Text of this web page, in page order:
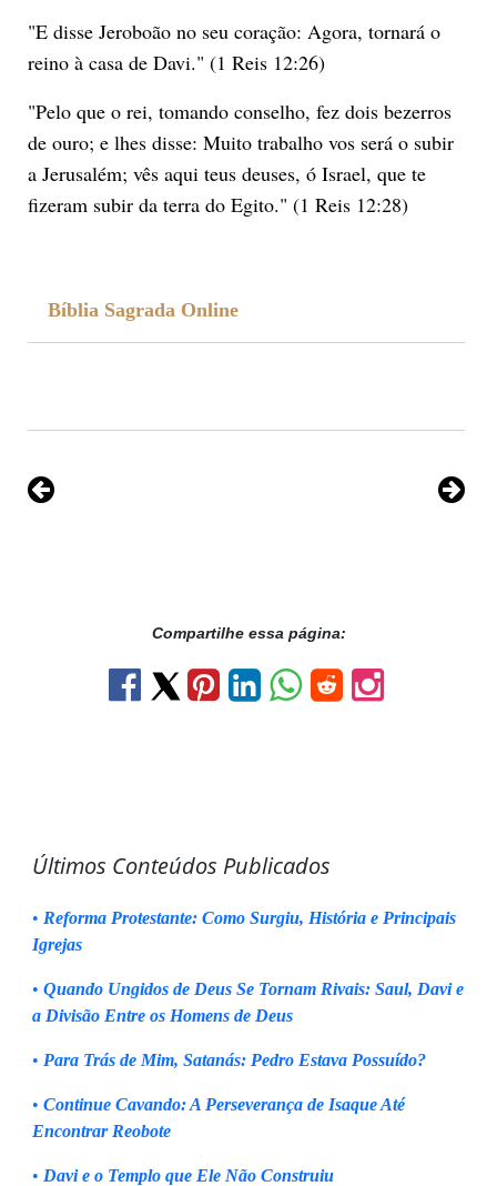
"E disse Jeroboão no seu coração: Agora, tornará o
reino à casa de Davi." (1 Reis 12:26)
"Pelo que o rei, tomando conselho, fez dois bezerros
de ouro; e lhes disse: Muito trabalho vos será o subir
a Jerusalém; vês aqui teus deuses, ó Israel, que te
fizeram subir da terra do Egito." (1 Reis 12:28)
Bíblia Sagrada Online
Compartilhe essa página:
Últimos Conteúdos Publicados
• Reforma Protestante: Como Surgiu, História e Principais
Igrejas
• Quando Ungidos de Deus Se Tornam Rivais: Saul, Davi e
a Divisão Entre os Homens de Deus
• Para Trás de Mim, Satanás: Pedro Estava Possuído?
• Continue Cavando: A Perseverança de Isaque Até
Encontrar Reobote
• Davi e o Templo que Ele Não Construiu